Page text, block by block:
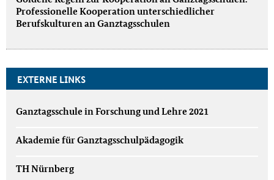
Professionelle Kooperation unterschiedlicher
Berufskulturen an Ganztagsschulen
EXTERNE LINKS
Ganztagsschule in Forschung und Lehre 2021
Akademie für Ganztagsschulpädagogik
TH Nürnberg